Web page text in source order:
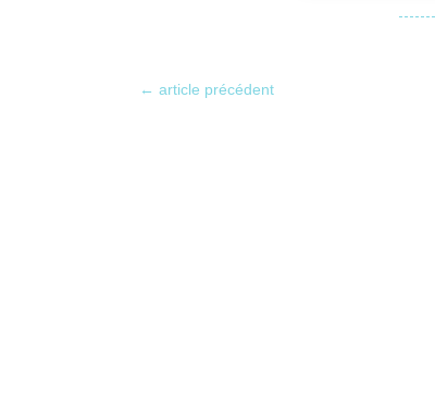
← article précédent